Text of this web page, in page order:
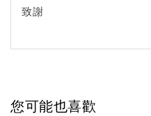
致謝
您可能也喜歡